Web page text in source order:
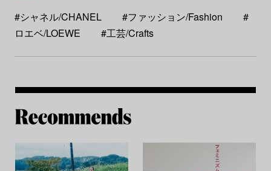
#シャネル/CHANEL #ファッション/Fashion
#
ロエベ/LOEWE
#工芸/Crafts